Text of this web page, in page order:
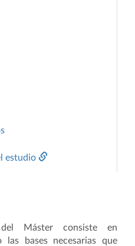
estudio
Máster consiste en
las bases necesarias que